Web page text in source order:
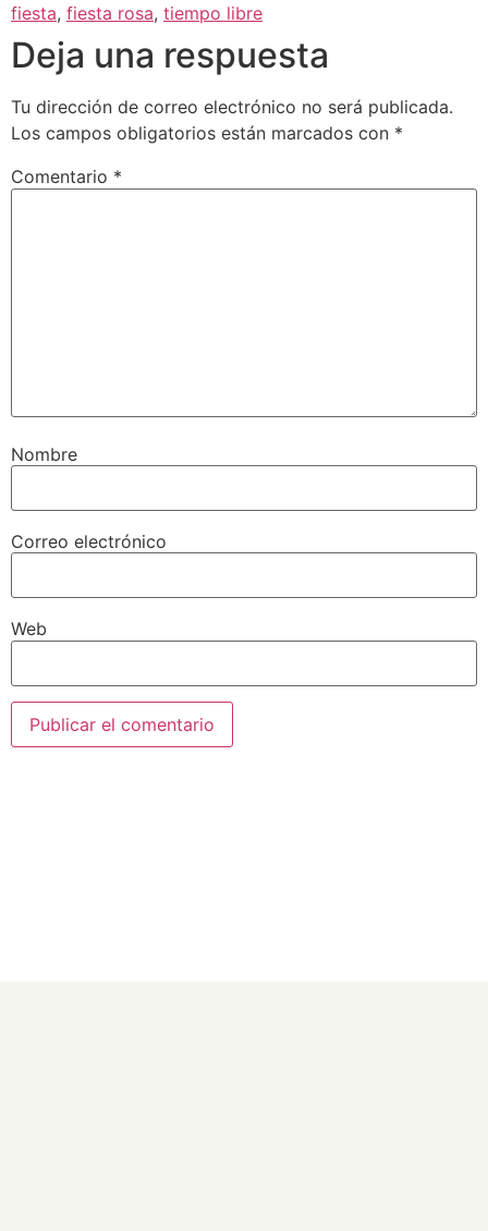
fiesta, fiesta rosa, tiempo libre
Deja una respuesta
Tu dirección de correo electrónico no será publicada.
Los campos obligatorios están marcados con *
Comentario *
Nombre
Correo electrónico
Web